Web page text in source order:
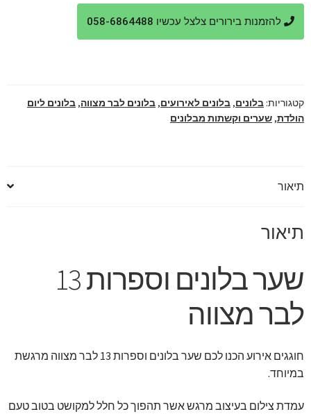
שער
בלונים
וספרות
מושלם
להזמנות בירורים צלצל עכשיו 058-6864488
קטגוריות: בלונים, בלונים לאירועים, בלונים לבר מצווה, בלונים ליום
הולדת, שערים וקשתות מבלונים
תיאור
תיאור
שער בלונים וספרות 13
לבר מצווה
חוגגים אירוע הכנו לכם שער בלונים וספרות 13 לבר מצווה מרגשת
במיוחד.
עמדת צילום בעיצוב מרגש אשר תהפוך כל חלל למקושט בטוב טעם